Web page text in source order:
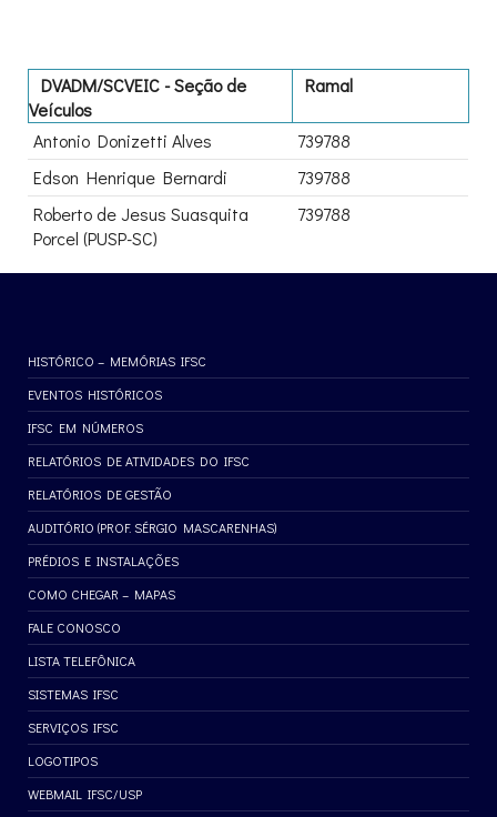
DVADM/SCVEIC - Seção de
Veículos
Ramal
Antonio Donizetti Alves
739788
Edson Henrique Bernardi
739788
Roberto de Jesus Suasquita
Porcel (PUSP-SC)
739788
HISTÓRICO – MEMÓRIAS IFSC
EVENTOS HISTÓRICOS
IFSC EM NÚMEROS
RELATÓRIOS DE ATIVIDADES DO IFSC
RELATÓRIOS DE GESTÃO
AUDITÓRIO (PROF. SÉRGIO MASCARENHAS)
PRÉDIOS E INSTALAÇÕES
COMO CHEGAR – MAPAS
FALE CONOSCO
LISTA TELEFÔNICA
SISTEMAS IFSC
SERVIÇOS IFSC
LOGOTIPOS
WEBMAIL IFSC/USP